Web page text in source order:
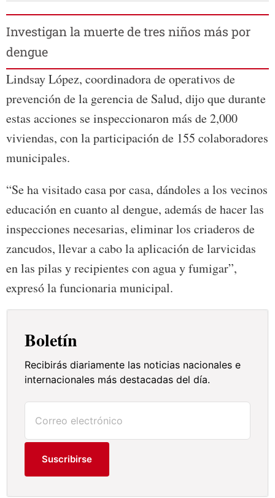
Investigan la muerte de tres niños más por
dengue
Lindsay López, coordinadora de operativos de
prevención de la gerencia de Salud, dijo que durante
estas acciones se inspeccionaron más de 2,000
viviendas, con la participación de 155 colaboradores
municipales.
“Se ha visitado casa por casa, dándoles a los vecinos
educación en cuanto al dengue, además de hacer las
inspecciones necesarias, eliminar los criaderos de
zancudos, llevar a cabo la aplicación de larvicidas
en las pilas y recipientes con agua y fumigar”,
expresó la funcionaria municipal.
Boletín
Recibirás diariamente las noticias nacionales e
internacionales más destacadas del día.
Suscribirse